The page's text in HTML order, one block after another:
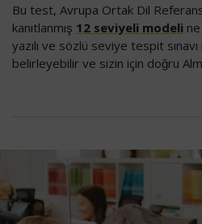
Bu test, Avrupa Ortak Dil
kanıtlanmış 12 seviyeli modeli
yazılı ve sözlü seviye tespit
belirleyebilir ve sizin için doğru